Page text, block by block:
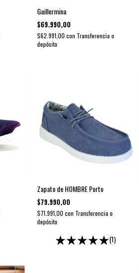
Guillermina
$69.990,00
$62.991,00 con Transferencia o
depósito
Zapato de HOMBRE Porto
$79.990,00
$71.991,00 con Transferencia o
depósito
(1)